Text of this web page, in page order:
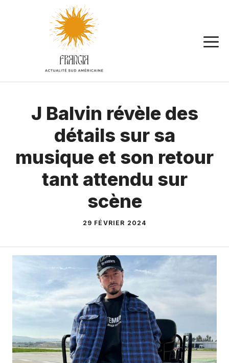
J Balvin révèle des
détails sur sa
musique et son retour
tant attendu sur
scène
29 FÉVRIER 2024